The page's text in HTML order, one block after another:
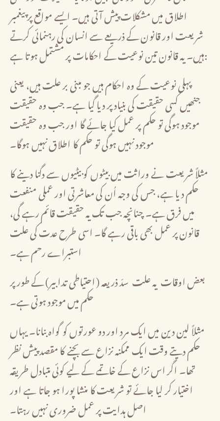
اطلاق میں مشکلات پیش آتی ہیں۔ ایسے مواقع پر پیغمبر
شریعت اور قانون کے ذریعے سے انسان کی رہنمائی کرتے
ہیں۔ یہ قانون تین نوعیت کے احکامات پر مشتمل ہوتا ہے:
پہلی نوعیت کے وہ احکام ہیں جو مبنی بر علت ہیں، یعنی
جنھیں کسی حقیقت کی بنیاد پر دیا گیا ہے۔ جب وہ حقیقت
موجود ہوگی تو حکم پر عمل کیا جائے گا اور جب وہ حقیقت
موجود نہیں ہوگی تو حکم کا اطلاق نہیں ہوگا۔
مثلاً شریعت نے وراثت میں بیٹوں کو بیٹیوں سے دگنا دینے کا
حکم دیا ہے، جس کی وجہ اُن کی معاشرتی اور عملی منفعت
میں فرق ہے۔ چنانچہ جب تک یہ حقیقت قائم رہے گی،
قانون پر عمل بھی باقی رہے گا۔ اسی طرح عدت کی علت
استبراے رحم ہے۔
بعض اوقات یہ علت سدّ ذریعہ (احتیاطی تدابیر) کے طور پر
حکم میں موجود ہوتی ہے۔
مثلاً لین دین میں ایک مرد اور دو عورتوں کو گواہ بنانا۔ یہاں
حکم دیتے وقت ایک ممکنہ نزاع سے بچنے کا مقصد پیش نظر
تھا۔ اگر اس نزاع کے خاتمے کے لیے کوئی متبادل طریقہ
اختیار کر لیا جائے تو شریعت کا منشا پورا ہو جاتا ہے اور
اصل ہدایت پر عمل ضروری نہیں رہتا۔